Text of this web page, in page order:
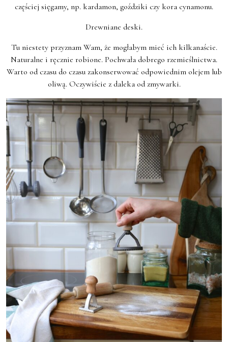
częściej sięgamy, np. kardamon, goździki czy kora cynamonu.
Drewniane deski.
Tu niestety przyznam Wam, że mogłabym mieć ich kilkanaście.
Naturalne i ręcznie robione. Pochwała dobrego rzemieślnictwa.
Warto od czasu do czasu zakonserwować odpowiednim olejem lub
oliwą. Oczywiście z daleka od zmywarki.